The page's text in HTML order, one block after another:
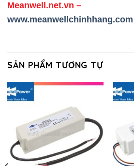
Meanwell.net.vn –
www.meanwellchinhhang.com
SẢN PHẨM TƯƠNG TỰ